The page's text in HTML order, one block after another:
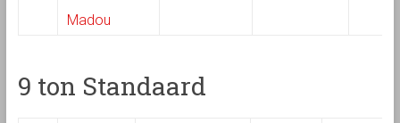
Madou
9 ton Standaard